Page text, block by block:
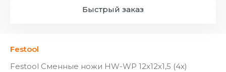
Festool
Festool Сменные ножи HW-WP 12x12x1,5 (4x)
Быстрый заказ